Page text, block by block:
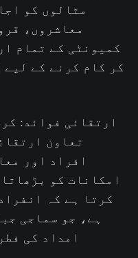
مثالوں کو
معاشروں،
کمیونٹی کے تمام
کر کام کرنے کے
ارتقائی فوائد:
تعاون
افراد اور
امکانات کو
کرتا ہے کہ
ہے، جو سماجی
امداد کی